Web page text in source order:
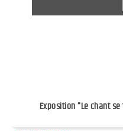
Exposition "Le chant